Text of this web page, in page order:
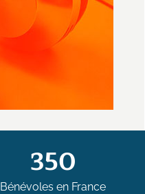
350
Bénévoles en France